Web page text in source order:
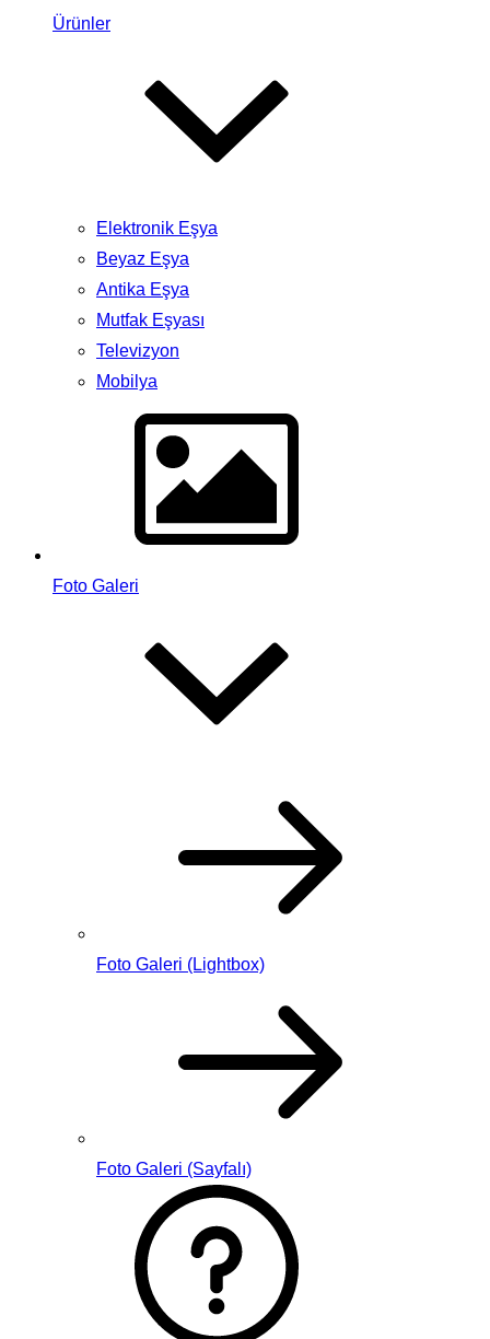
Ürünler
Elektronik Eşya
Beyaz Eşya
Antika Eşya
Mutfak Eşyası
Televizyon
Mobilya
Foto Galeri
Foto Galeri (Lightbox)
Foto Galeri (Sayfalı)